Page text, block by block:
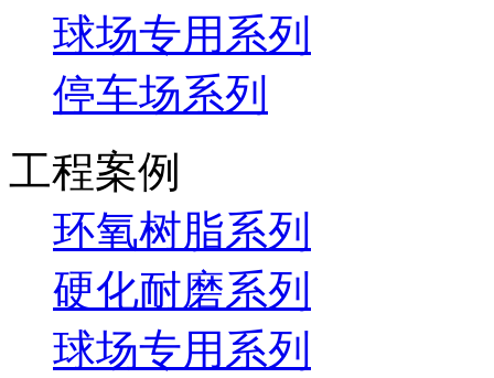
球场专用系列
停车场系列
工程案例
环氧树脂系列
硬化耐磨系列
球场专用系列